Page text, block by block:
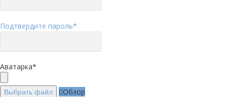
Подтвердите пароль*
Аватарка*
Выбрать файл
Обзор